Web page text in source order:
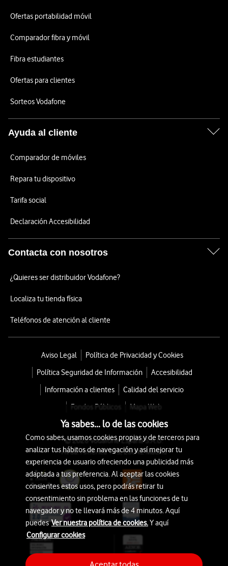
Ofertas portabilidad móvil
Comparador fibra y móvil
Fibra estudiantes
Ofertas para clientes
Sorteos Vodafone
Ayuda al cliente
Comparador de móviles
Repara tu dispositivo
Tarifa social
Declaración Accesibilidad
Contacta con nosotros
¿Quieres ser distribuidor Vodafone?
Localiza tu tienda física
Teléfonos de atención al cliente
Aviso Legal
Política de Privacidad y Cookies
Política Seguridad de Información
Accesibilidad
Información a clientes
Calidad del servicio
Fondos Públicos
Mapa Web
© 2026 Vodafone España S.A.U.
Avda. América 115, 28042 Madrid
Ya sabes... lo de las cookies
Como sabes, usamos cookies propias y de terceros para
analizar tus hábitos de navegación y así mejorar tu
experiencia de usuario ofreciendo una publicidad más
adaptada a tus preferencia. Al aceptar las cookies
consientes estos usos, pero podrás retirar tu
consentimiento sin problema en las funciones de tu
navegador y no te llevará más de 4 minutos. Aquí
puedesVer nuestra política de cookies.Y aquí
Configurar cookies